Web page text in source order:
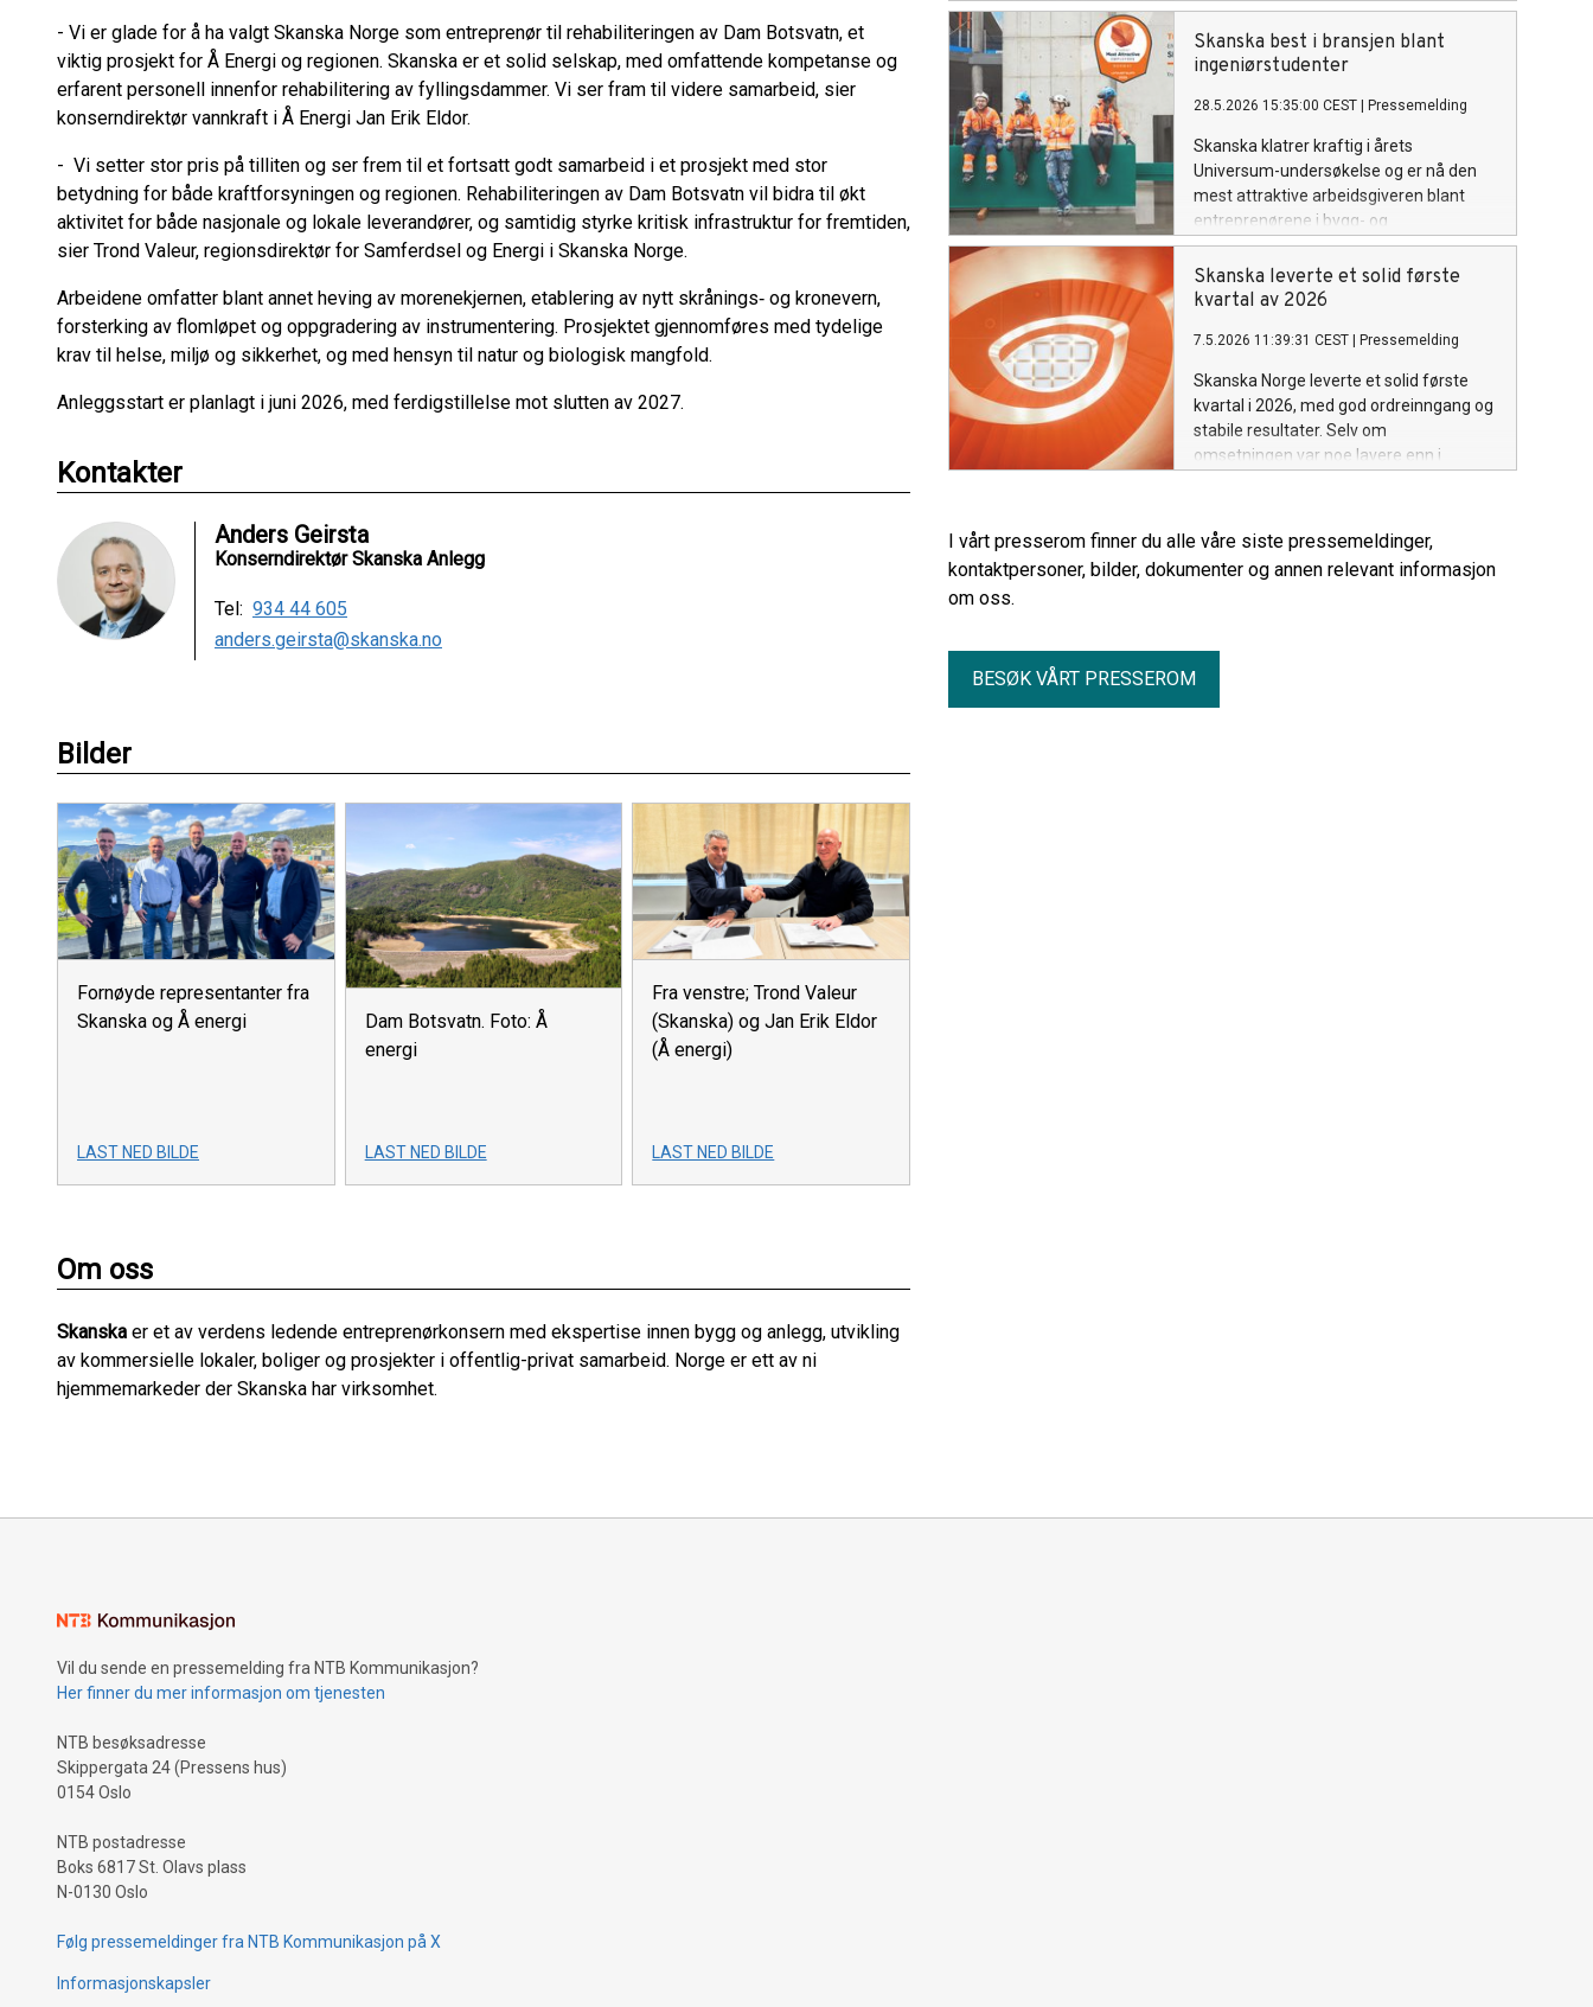
- Vi er glade for å ha valgt Skanska Norge som entreprenør til rehabiliteringen av Dam Botsvatn, et
viktig prosjekt for Å Energi og regionen. Skanska er et solid selskap, med omfattende kompetanse og
erfarent personell innenfor rehabilitering av fyllingsdammer. Vi ser fram til videre samarbeid, sier
konserndirektør vannkraft i Å Energi Jan Erik Eldor.
- Vi setter stor pris på tilliten og ser frem til et fortsatt godt samarbeid i et prosjekt med stor
betydning for både kraftforsyningen og regionen. Rehabiliteringen av Dam Botsvatn vil bidra til økt
aktivitet for både nasjonale og lokale leverandører, og samtidig styrke kritisk infrastruktur for fremtiden,
sier Trond Valeur, regionsdirektør for Samferdsel og Energi i Skanska Norge.
Arbeidene omfatter blant annet heving av morenekjernen, etablering av nytt skrånings‑ og kronevern,
forsterking av flomløpet og oppgradering av instrumentering. Prosjektet gjennomføres med tydelige
krav til helse, miljø og sikkerhet, og med hensyn til natur og biologisk mangfold.
Anleggsstart er planlagt i juni 2026, med ferdigstillelse mot slutten av 2027.
Kontakter
Anders Geirsta
Konserndirektør Skanska Anlegg
Tel: 934 44 605
anders.geirsta@skanska.no
Bilder
Fornøyde representanter fra
Skanska og Å energi
LAST NED BILDE
Dam Botsvatn. Foto: Å
energi
LAST NED BILDE
Fra venstre; Trond Valeur
(Skanska) og Jan Erik Eldor
(Å energi)
LAST NED BILDE
Om oss
Skanska er et av verdens ledende entreprenørkonsern med ekspertise innen bygg og anlegg, utvikling
av kommersielle lokaler, boliger og prosjekter i offentlig-privat samarbeid. Norge er ett av ni
hjemmemarkeder der Skanska har virksomhet.
Prosjektet skal gi et mer moderne
rehabiliteringstilbud for pasienter fra
hele landet.
Skanska best i bransjen blant
ingeniørstudenter
28.5.2026 15:35:00 CEST Pressemelding
Skanska klatrer kraftig i årets
Universum-undersøkelse og er nå den
mest attraktive arbeidsgiveren blant
entreprenørene i bygg- og
anleggsnæringen.
Skanska leverte et solid første
kvartal av 2026
7.5.2026 11:39:31 CEST Pressemelding
Skanska Norge leverte et solid første
kvartal i 2026, med god ordreinngang og
stabile resultater. Selv om
omsetningen var noe lavere enn i
et høyt aktivitetsnivå og en sterk
posisjon i markedet.
I vårt presserom finner du alle våre siste pressemeldinger,
kontaktpersoner, bilder, dokumenter og annen relevant informasjon
om oss.
BESØK VÅRT PRESSEROM
Vil du sende en pressemelding fra NTB Kommunikasjon?
Her finner du mer informasjon om tjenesten
NTB besøksadresse
Skippergata 24 (Pressens hus)
0154 Oslo
NTB postadresse
Boks 6817 St. Olavs plass
N-0130 Oslo
Følg pressemeldinger fra NTB Kommunikasjon på X
Informasjonskapsler